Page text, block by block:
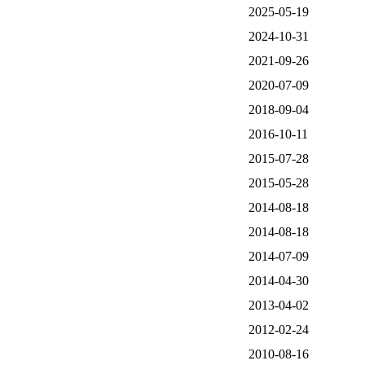
2025-05-19
2024-10-31
2021-09-26
2020-07-09
2018-09-04
2016-10-11
2015-07-28
2015-05-28
2014-08-18
2014-08-18
2014-07-09
2014-04-30
2013-04-02
2012-02-24
2010-08-16